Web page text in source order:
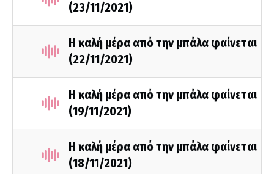
(23/11/2021)
Η καλή μέρα από την μπάλα φαίνεται
(22/11/2021)
Η καλή μέρα από την μπάλα φαίνεται
(19/11/2021)
Η καλή μέρα από την μπάλα φαίνεται
(18/11/2021)